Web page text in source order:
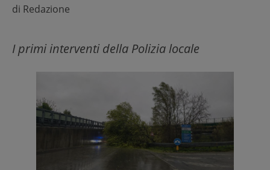
di Redazione
I primi interventi della Polizia locale